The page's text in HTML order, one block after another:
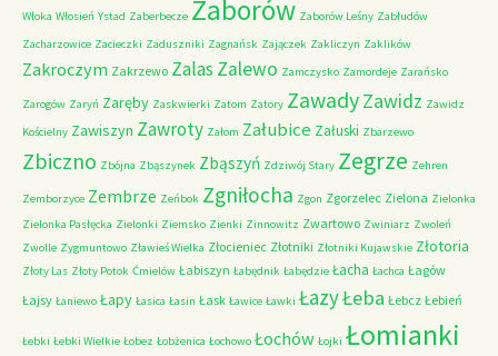
Włoka Włosień Ystad Zaberbecze Zaborów Zaborów Leśny Zabłudów
Zacharzowice Zacieczki Zaduszniki Zagnańsk Zajączek Zakliczyn Zaklików
Zakroczym Zakrzewo ZalasZalewo Zamczysko Zamordeje Zarańsko
Zarogów Zaryń Zaręby Zaskwierki Zatom Zatory ZawadyZawidz Zawidz
Kościelny Zawiszyn Zawroty Załom Załubice Załuski Zbarzewo
Zbiczno Zbójna Zbąszynek Zbąszyń Zdziwój Stary Zegrze Zehren
Zemborzyce Zembrze Zeńbok Zgniłocha Zgon Zgorzelec Zielona Zielonka
Zielonka Pasłęcka Zielonki Ziemsko Zienki Zinnowitz Zwartowo Zwiniarz Zwoleń
Zwolle Zygmuntowo Zławieś Wielka Złocieniec Złotniki Złotniki Kujawskie Złotoria
Złoty Las Złoty Potok Ćmielów Łabiszyn Łabędnik Łabędzie Łacha Łachca Łagów
Łajsy Łaniewo Łapy Łasica Łasin Łask Ławice Ławki ŁazyŁeba Łebcz Łebień
Łebki Łebki Wielkie Łobez Łobżenica Łochowo Łochów Łojki Łomianki